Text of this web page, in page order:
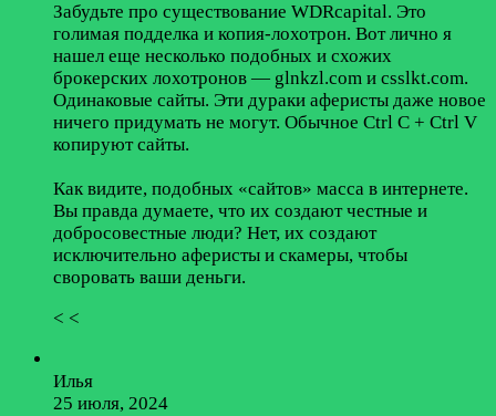
Забудьте про существование WDRcapital. Это
голимая подделка и копия-лохотрон. Вот лично я
нашел еще несколько подобных и схожих
брокерских лохотронов — glnkzl.com и csslkt.com.
Одинаковые сайты. Эти дураки аферисты даже новое
ничего придумать не могут. Обычное Ctrl C + Ctrl V
копируют сайты.
Как видите, подобных «сайтов» масса в интернете.
Вы правда думаете, что их создают честные и
добросовестные люди? Нет, их создают
исключительно аферисты и скамеры, чтобы
своровать ваши деньги.
< <
Илья
25 июля, 2024